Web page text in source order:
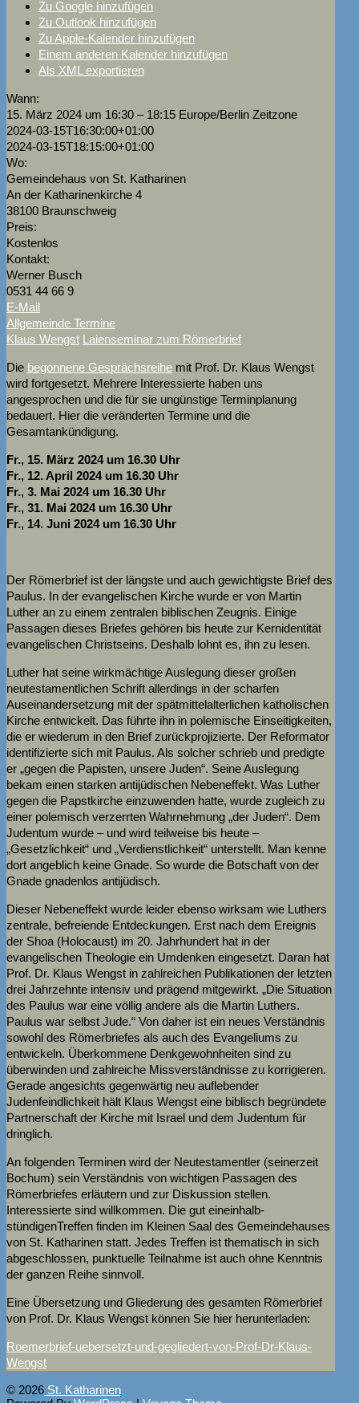
Zu Google hinzufügen
Zu Outlook hinzufügen
Zu Apple-Kalender hinzufügen
Einem anderen Kalender hinzufügen
Als XML exportieren
Wann:
15. März 2024 um 16:30 – 18:15 Europe/Berlin Zeitzone
2024-03-15T16:30:00+01:00
2024-03-15T18:15:00+01:00
Wo:
Gemeindehaus von St. Katharinen
An der Katharinenkirche 4
38100 Braunschweig
Preis:
Kostenlos
Kontakt:
Werner Busch
0531 44 66 9
E-Mail
Allgemeinde Termine
Klaus Wengst Laienseminar zum Römerbrief
Die begonnene Gesprächsreihe mit Prof. Dr. Klaus Wengst
wird fortgesetzt. Mehrere Interessierte haben uns
angesprochen und die für sie ungünstige Terminplanung
bedauert. Hier die veränderten Termine und die
Gesamtankündigung.
Fr., 15. März 2024 um 16.30 Uhr
Fr., 12. April 2024 um 16.30 Uhr
Fr., 3. Mai 2024 um 16.30 Uhr
Fr., 31. Mai 2024 um 16.30 Uhr
Fr., 14. Juni 2024 um 16.30 Uhr
Der Römerbrief ist der längste und auch gewichtigste Brief des
Paulus. In der evangelischen Kirche wurde er von Martin
Luther an zu einem zentralen biblischen Zeugnis. Einige
Passagen dieses Briefes gehören bis heute zur Kernidentität
evangelischen Christseins. Deshalb lohnt es, ihn zu lesen.
Luther hat seine wirkmächtige Auslegung dieser großen
neutestamentlichen Schrift allerdings in der scharfen
Auseinandersetzung mit der spätmittelalterlichen katholischen
Kirche entwickelt. Das führte ihn in polemische Einseitigkeiten,
die er wiederum in den Brief zurückprojizierte. Der Reformator
identifizierte sich mit Paulus. Als solcher schrieb und predigte
er „gegen die Papisten, unsere Juden“. Seine Auslegung
bekam einen starken antijüdischen Nebeneffekt. Was Luther
gegen die Papstkirche einzuwenden hatte, wurde zugleich zu
einer polemisch verzerrten Wahrnehmung „der Juden“. Dem
Judentum wurde – und wird teilweise bis heute –
„Gesetzlichkeit“ und „Verdienstlichkeit“ unterstellt. Man kenne
dort angeblich keine Gnade. So wurde die Botschaft von der
Gnade gnadenlos antijüdisch.
Dieser Nebeneffekt wurde leider ebenso wirksam wie Luthers
zentrale, befreiende Entdeckungen. Erst nach dem Ereignis
der Shoa (Holocaust) im 20. Jahrhundert hat in der
evangelischen Theologie ein Umdenken eingesetzt. Daran hat
Prof. Dr. Klaus Wengst in zahlreichen Publikationen der letzten
drei Jahrzehnte intensiv und prägend mitgewirkt. „Die Situation
des Paulus war eine völlig andere als die Martin Luthers.
Paulus war selbst Jude.“ Von daher ist ein neues Verständnis
sowohl des Römerbriefes als auch des Evangeliums zu
entwickeln. Überkommene Denkgewohnheiten sind zu
überwinden und zahlreiche Missverständnisse zu korrigieren.
Gerade angesichts gegenwärtig neu auflebender
Judenfeindlichkeit hält Klaus Wengst eine biblisch begründete
Partnerschaft der Kirche mit Israel und dem Judentum für
dringlich.
An folgenden Terminen wird der Neutestamentler (seinerzeit
Bochum) sein Verständnis von wichtigen Passagen des
Römerbriefes erläutern und zur Diskussion stellen.
Interessierte sind willkommen. Die gut eineinhalb-
stündigenTreffen finden im Kleinen Saal des Gemeindehauses
von St. Katharinen statt. Jedes Treffen ist thematisch in sich
abgeschlossen, punktuelle Teilnahme ist auch ohne Kenntnis
der ganzen Reihe sinnvoll.
Eine Übersetzung und Gliederung des gesamten Römerbrief
von Prof. Dr. Klaus Wengst können Sie hier herunterladen:
Roemerbrief-uebersetzt-und-gegliedert-von-Prof-Dr-Klaus-
Wengst
© 2026 St. Katharinen